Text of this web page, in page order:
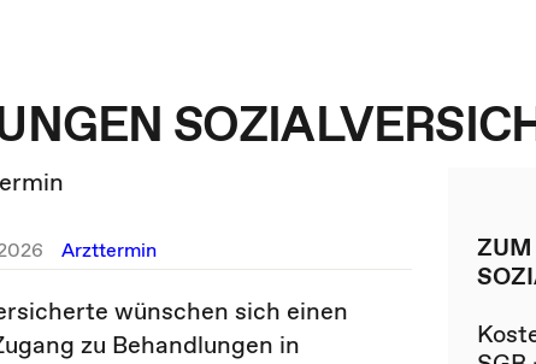
Arzttermin
wünschen sich einen
zu Behandlungen in